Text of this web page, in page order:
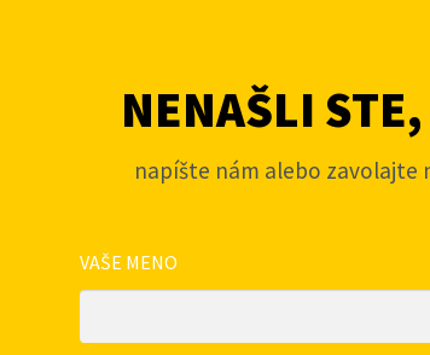
NENAŠLI
napíšte nám alebo zavolajte
VAŠE MENO